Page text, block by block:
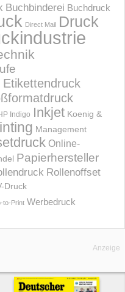
Buchbinderei Buchdruck
Direct Mail Druck
Etikettendruck
Indigo Inkjet Koenig &
Management
Online-
Papierhersteller
Rollenoffset
Druck
to-Print Werbedruck
Anzeige